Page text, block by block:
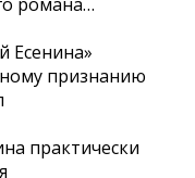
Есенина»
признанию
практически